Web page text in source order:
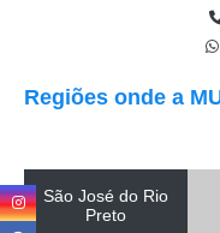
Regiões onde a
São José do Rio
Preto